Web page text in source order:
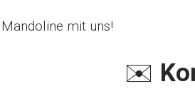
mit uns!
✉️